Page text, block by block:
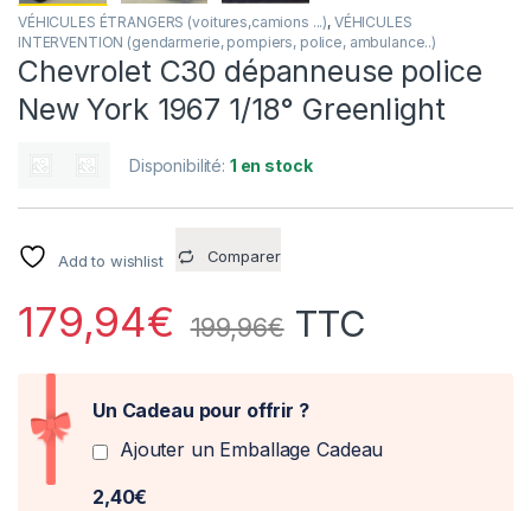
VÉHICULES ÉTRANGERS (voitures,camions ...), VÉHICULES
INTERVENTION (gendarmerie, pompiers, police, ambulance..)
Chevrolet C30 dépanneuse police
New York 1967 1/18° Greenlight
Disponibilité: 1 en stock
Add to wishlist Comparer
179,94€ 199,96€ TTC
Un Cadeau pour offrir ?
Ajouter un Emballage Cadeau
2,40€